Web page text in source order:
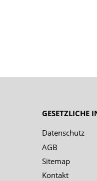
GESETZLICHE
Datenschutz
AGB
Sitemap
Kontakt